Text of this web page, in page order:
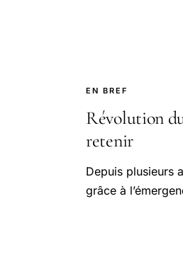
EN BREF
Révolution
retenir
Depuis plusieurs
grâce à